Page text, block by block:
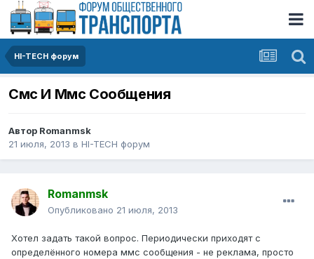
HI-TECH форум
Смс И Ммс Сообщения
Автор Romanmsk
21 июля, 2013 в HI-TECH форум
Romanmsk
Опубликовано 21 июля, 2013
Хотел задать такой вопрос. Периодически приходят с
определённого номера ммс сообщения - не реклама, просто